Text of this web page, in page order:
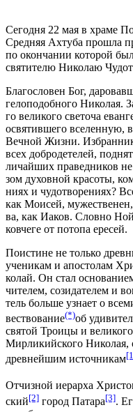
Сегодня 22 мая в храме
Средняя Ахтуба прошла
по окончании которой
святителю Николаю
Бла­го­сло­вен Бог,
ге­ло­по­доб­но­го Ни­ко­лая.
го ве­ли­ко­го све­то­ча
освя­тив­ше­го все­лен­ную,
Веч­ной Жиз­ни.
всех доб­ро­де­те­лей,
ли­чай­ших пра­вед­ни­ков
зом ду­хов­ной кра­со­ты,
ни­ях и чу­до­тво­ре­ни­ях?
как Мо­и­сей,
ва, как Иа­ков. Слов­но
ков­че­ге от по­то­па ере­сей.
По­ис­ти­не не толь­ко
уче­ни­кам и апо­сто­лам
ко­лай. Он стал
чи­те­лем, со­зи­да­те­лем и
тель боль­ше узна­ет о
вест­во­ва­ние(*)об
свя­той Тро­и­цы и
Мир­ли­кий­ско­го Ни­ко­лая,
древ­ней­шим ис­точ­ни­кам
От­чиз­ной иерар­ха
ский[2] го­род Па­та­ра[3].